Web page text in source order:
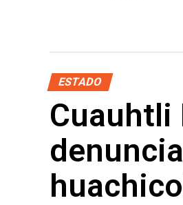
ESTADO
Cuauhtli